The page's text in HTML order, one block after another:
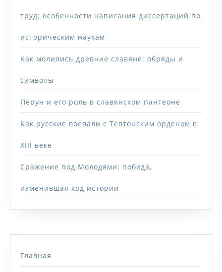
труд: особенности написания диссертаций по
историческим наукам
Как молились древние славяне: обряды и
символы
Перун и его роль в славянском пантеоне
Как русские воевали с Тевтонским орденом в
XIII веке
Сражение под Молодями: победа,
изменившая ход истории
Главная